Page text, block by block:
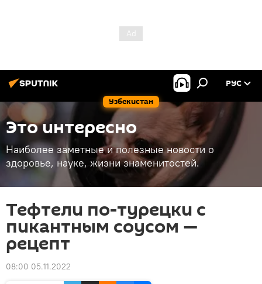
Узбекистан
РУС
Это интересно
Наиболее заметные и полезные новости о
здоровье, науке, жизни знаменитостей.
Тефтели по-турецки с
пикантным соусом —
рецепт
08:00 05.11.2022